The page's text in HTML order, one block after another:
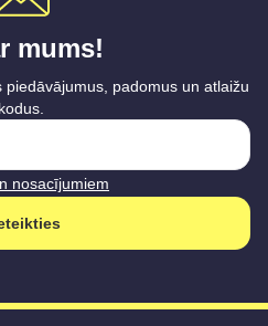
mums!
padomus un atlaižu
kodus.
nosacījumiem